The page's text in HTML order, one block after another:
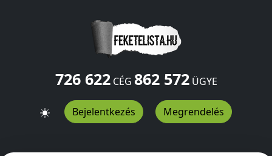
726 622CÉG 862 572ÜGYE
Bejelentkezés Megrendelés